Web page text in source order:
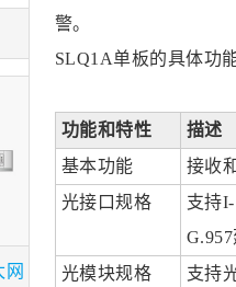
网
警。
SLQ1A单板的具体功
功能和特性
描述
基本功能
接收
光接口规格
支持
光模块规格
支持